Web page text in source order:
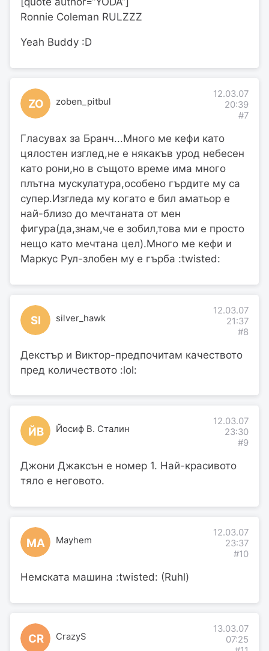
Ronnie Coleman RULZZZ
Yeah Buddy :D
ZO zoben_pitbul
12.03.07
20:39
#7
Гласувах за Бранч...Много ме кефи като
цялостен изглед,не е някакъв урод небесен
като рони,но в същото време има много
плътна мускулатура,особено гърдите му са
супер.Изгледа му когато е бил аматьор е
най-близо до мечтаната от мен
фигура(да,знам,че е зобил,това ми е просто
нещо като мечтана цел).Много ме кефи и
Маркус Рул-злобен му е гърба :twisted:
SI silver_hawk
12.03.07
21:37
#8
Декстър и Виктор-предпочитам качеството
пред количеството :lol:
ЙВ Йосиф В. Сталин
12.03.07
23:30
#9
Джони Джаксън е номер 1. Най-красивото
тяло е неговото.
MA Mayhem
12.03.07
23:37
#10
Немската машина :twisted: (Ruhl)
CR CrazyS
13.03.07
07:25